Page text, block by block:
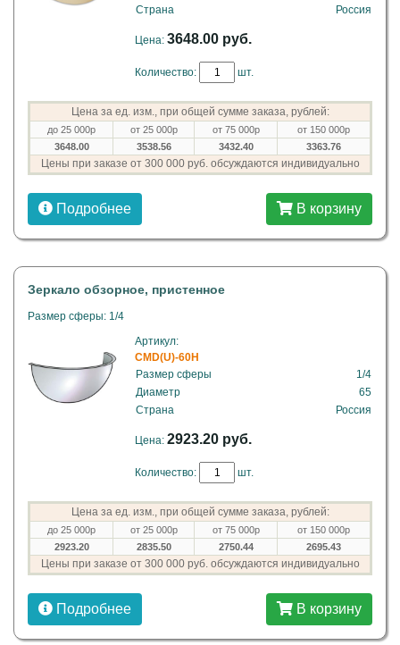
Страна
Россия
Цена: 3648.00 руб.
Количество: шт.
Цена за ед. изм., при общей сумме заказа, рублей:
до 25 000р от 25 000р от 75 000р
от 150 000р
3648.00
3538.56 3432.40 3363.76
Цены при заказе от 300 000 руб. обсуждаются индивидуально
Подробнее В корзину
Зеркало обзорное, пристенное
Размер сферы: 1/4
Артикул:
CMD(U)-60H
Размер сферы
1/4
Диаметр
65
Страна
Россия
Цена: 2923.20 руб.
Количество: шт.
Цена за ед. изм., при общей сумме заказа, рублей:
до 25 000р от 25 000р от 75 000р
от 150 000р
2923.20
2835.50 2750.44 2695.43
Цены при заказе от 300 000 руб. обсуждаются индивидуально
Подробнее В корзину